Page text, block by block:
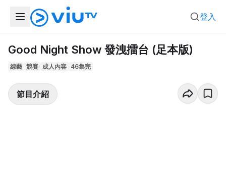
登入
Good Night Show 發洩擂台 (足本版)
綜藝 競賽 成人內容 46集完
節目介紹